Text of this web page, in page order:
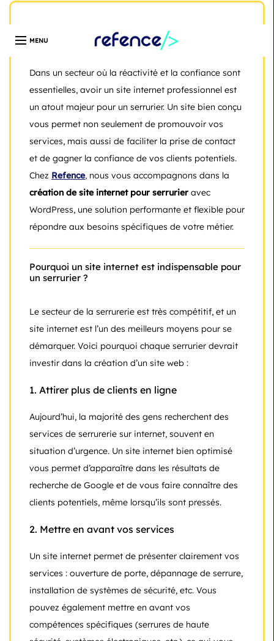
Création de site internet pour serrurier
Dans un secteur où la réactivité et la confiance sont
essentielles, avoir un site internet professionnel est
un atout majeur pour un serrurier. Un site bien conçu
vous permet non seulement de promouvoir vos
services, mais aussi de faciliter la prise de contact
et de gagner la confiance de vos clients potentiels.
Chez Refence, nous vous accompagnons dans la
création de site internet pour serrurier avec
WordPress, une solution performante et flexible pour
répondre aux besoins spécifiques de votre métier.
Pourquoi un site internet est indispensable pour
un serrurier ?
Le secteur de la serrurerie est très compétitif, et un
site internet est l’un des meilleurs moyens pour se
démarquer. Voici pourquoi chaque serrurier devrait
investir dans la création d’un site web :
1. Attirer plus de clients en ligne
Aujourd’hui, la majorité des gens recherchent des
services de serrurerie sur internet, souvent en
situation d’urgence. Un site internet bien optimisé
vous permet d’apparaître dans les résultats de
recherche de Google et de vous faire connaître des
clients potentiels, même lorsqu’ils sont pressés.
2. Mettre en avant vos services
Un site internet permet de présenter clairement vos
services : ouverture de porte, dépannage de serrure,
installation de systèmes de sécurité, etc. Vous
pouvez également mettre en avant vos
compétences spécifiques (serrures de haute